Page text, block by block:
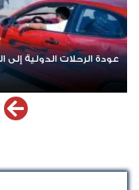
عودة الرحلات الدولية